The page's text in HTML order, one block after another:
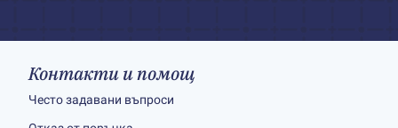
Контакти и помощ
Често задавани въпроси